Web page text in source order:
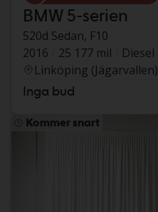
BMW 5-serien
520d Sedan, F10
2016
25 177 mil
Diesel
Linköping (Jägarvallen)
Inga bud
Kommer snart